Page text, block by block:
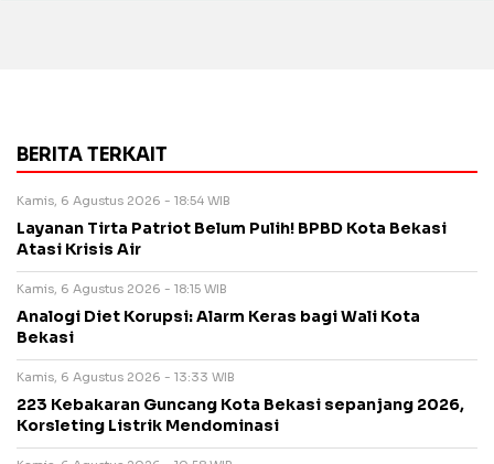
BERITA TERKAIT
Kamis, 6 Agustus 2026 - 18:54 WIB
Layanan Tirta Patriot Belum Pulih! BPBD Kota Bekasi
Atasi Krisis Air
Kamis, 6 Agustus 2026 - 18:15 WIB
Analogi Diet Korupsi: Alarm Keras bagi Wali Kota
Bekasi
Kamis, 6 Agustus 2026 - 13:33 WIB
223 Kebakaran Guncang Kota Bekasi sepanjang 2026,
Korsleting Listrik Mendominasi